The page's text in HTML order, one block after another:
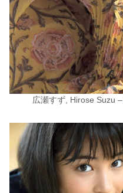
広瀬すず, Hirose Suzu –